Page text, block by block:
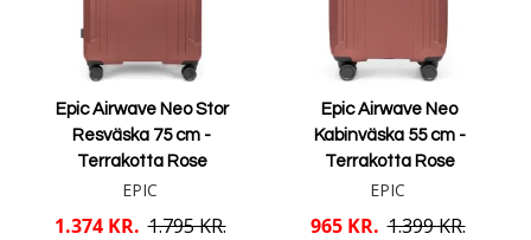
Epic Airwave Neo Stor
Resväska 75 cm -
Terrakotta Rose
EPIC
1.374 KR. 1.795 KR.
Epic Airwave Neo
Kabinväska 55 cm -
Terrakotta Rose
EPIC
965 KR. 1.399 KR.